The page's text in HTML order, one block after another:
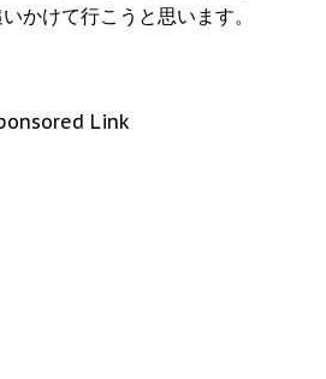
かけて行こうと思います。
Link